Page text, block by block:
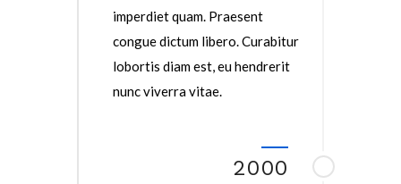
imperdiet quam. Praesent
congue dictum libero. Curabitur
lobortis diam est, eu hendrerit
nunc viverra vitae.
2000